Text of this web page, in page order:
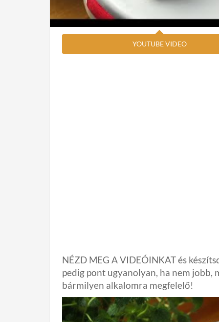
YOUTUBE VIDEO
NÉZD MEG A VIDEÓINKAT és
pedig pont ugyanolyan, ha nem jobb,
bármilyen alkalomra megfelelő!